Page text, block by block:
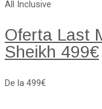
All Inclusive
Oferta Last
Sheikh 499€
De la 499€